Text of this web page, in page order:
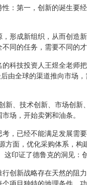
：第一，创新的诞生要
形成新组织，从而创造
同的任务，需要不同的
科技投资人王煜全老师
由全球的渠道推向市场
新、技术创新、市场创
场，开始卖粥和油条。
，已经不能满足发展需
方面，优化采购体系，
印证了德鲁克的洞见
创新战略存在天然的阻